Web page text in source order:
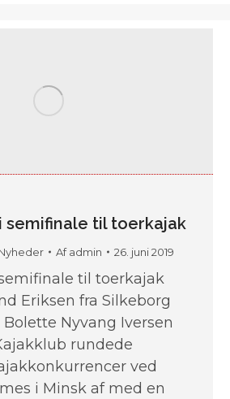
semifinale til toerkajak
Afadmin 26. juni 2019
til toerkajak
Eriksen fra Silkeborg
Nyvang Iversen
rundede
ved
i Minsk af med en